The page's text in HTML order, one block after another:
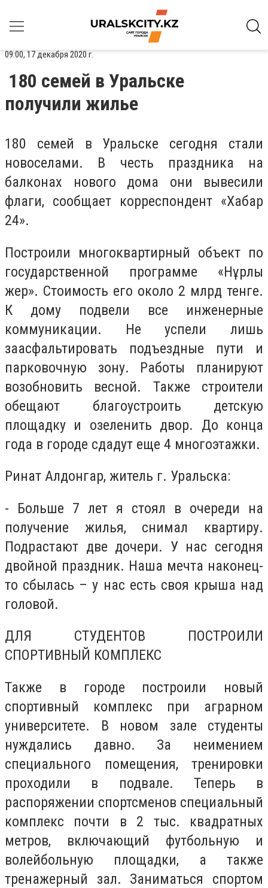
09:00, 17 декабря 2020 г.
180 семей в Уральске
получили жилье
180 семей в Уральске сегодня стали
новоселами. В честь праздника на
балконах нового дома они вывесили
флаги, сообщает корреспондент «Хабар
24».
Построили многоквартирный объект по
государственной программе «Нұрлы
жер». Стоимость его около 2 млрд тенге.
К дому подвели все инженерные
коммуникации. Не успели лишь
заасфальтировать подъездные пути и
парковочную зону. Работы планируют
возобновить весной. Также строители
обещают благоустроить детскую
площадку и озеленить двор. До конца
года в городе сдадут еще 4 многоэтажки.
Ринат Алдонгар, житель г. Уральска:
- Больше 7 лет я стоял в очереди на
получение жилья, снимал квартиру.
Подрастают две дочери. У нас сегодня
двойной праздник. Наша мечта наконец-
то сбылась – у нас есть своя крыша над
головой.
ДЛЯ СТУДЕНТОВ ПОСТРОИЛИ
СПОРТИВНЫЙ КОМПЛЕКС
Также в городе построили новый
спортивный комплекс при аграрном
университете. В новом зале студенты
нуждались давно. За неимением
специального помещения, тренировки
проходили в подвале. Теперь в
распоряжении спортсменов специальный
комплекс почти в 2 тыс. квадратных
метров, включающий футбольную и
волейбольную площадки, а также
тренажерный зал. Заниматься спортом